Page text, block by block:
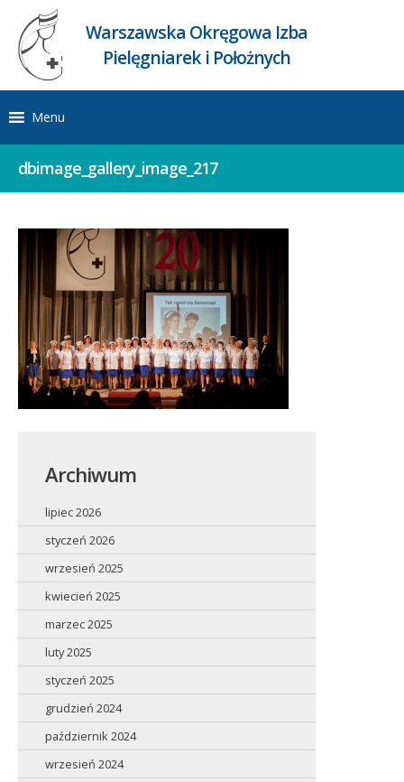
Warszawska Okręgowa Izba
Pielęgniarek i Położnych
Menu
dbimage_gallery_image_217
Archiwum
lipiec 2026
styczeń 2026
wrzesień 2025
kwiecień 2025
marzec 2025
luty 2025
styczeń 2025
grudzień 2024
październik 2024
wrzesień 2024